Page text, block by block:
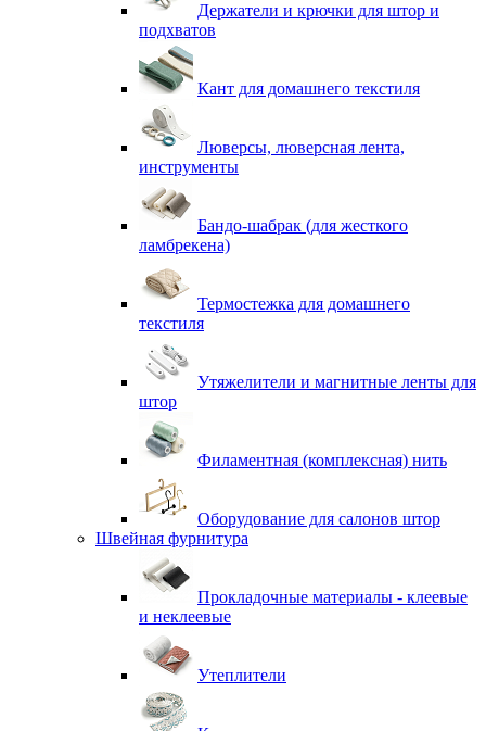
Держатели и крючки для штор и
подхватов
Кант для домашнего текстиля
Люверсы, люверсная лента,
инструменты
Бандо-шабрак (для жесткого
ламбрекена)
Термостежка для домашнего
текстиля
Утяжелители и магнитные ленты для
штор
Филаментная (комплексная) нить
Оборудование для салонов штор
Швейная фурнитура
Прокладочные материалы - клеевые
и неклеевые
Утеплители